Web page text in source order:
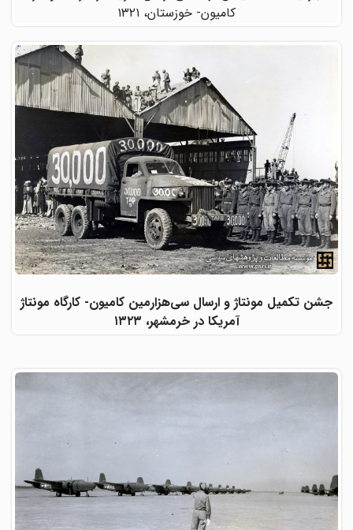
کامیون- خوزستان، ۱۳۲۱
جشن تکمیل مونتاژ و ارسال سی‌هزارمین کامیون- کارگاه مونتاژ
آمریکا در خرمشهر، ۱۳۲۳